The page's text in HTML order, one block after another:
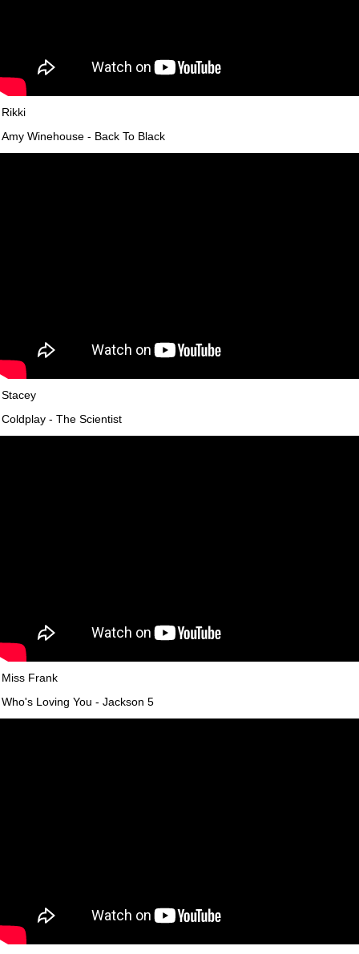
Rikki
Amy Winehouse - Back To Black
Stacey
Coldplay - The Scientist
Miss Frank
Who's Loving You - Jackson 5